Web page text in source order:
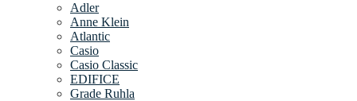
Adler
Anne Klein
Atlantic
Casio
Casio Classic
EDIFICE
Grade Ruhla